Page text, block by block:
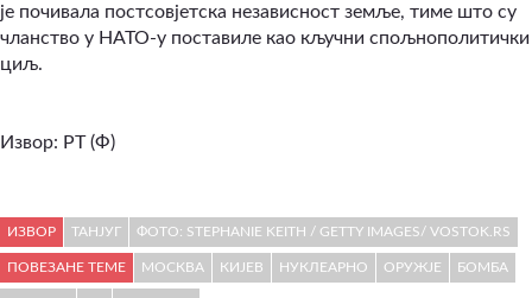
је почивала постсовјетска независност земље, тиме што су
чланство у НАТО-у поставиле као кључни спољнополитички
циљ.
Извор: РТ (Ф)
ИЗВОР ТАНЈУГ ФОТО: STEPHANIE KEITH / GETTY IMAGES/ VOSTOK.RS
ПОВЕЗАНЕ ТЕМЕ МОСКВА КИЈЕВ НУКЛЕАРНО ОРУЖЈЕ БОМБА